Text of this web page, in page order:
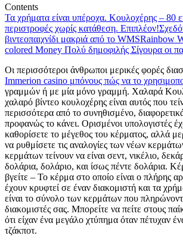
Contents
Τα χρήματα είναι υπέροχα. Κουλοχέρης – 80
περιστροφές χωρίς κατάθεση. Επιπλέον!
βιντεοπαιχνίδι μακριά από το WMSRainbow
colored Money Πολύ δημοφιλής Σίγουρα οι
Οι περισσότεροι άνθρωποι μερικές φορές
Immerion casino μπόνους πώς να το
γραμμών ή με μία μόνο γραμμή. Χαλαρά
χαλαρό βίντεο κουλοχέρης είναι αυτός που
περισσότερα από το συνηθισμένο,
προφανώς το κάνει. Ορισμένοι υπολογιστές
καθορίσετε το μέγεθος του κέρματος, αλλά
να ρυθμίσετε τις αναλογίες των νέων
κερμάτων τείνουν να είναι σεντ, νικέλιο,
δολάρια, δολάριο, και ίσως πέντε δολάρια.
βγείτε – Το κέρμα στο οποίο είναι ο πλήρης
έχουν κρυφτεί σε έναν διακομιστή και τα
είναι το σύνολο των κερμάτων που
διακομιστές σας. Μπορείτε να πείτε στους
ότι είχαν ένα μεγάλο χτύπημα όταν πέτυχαν
τζάκποτ.